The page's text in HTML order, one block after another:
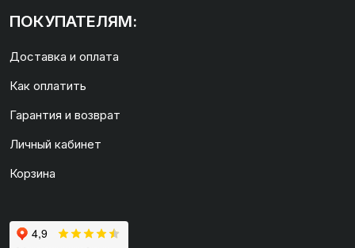
ПОКУПАТЕЛЯМ:
Доставка и оплата
Как оплатить
Гарантия и возврат
Личный кабинет
Корзина